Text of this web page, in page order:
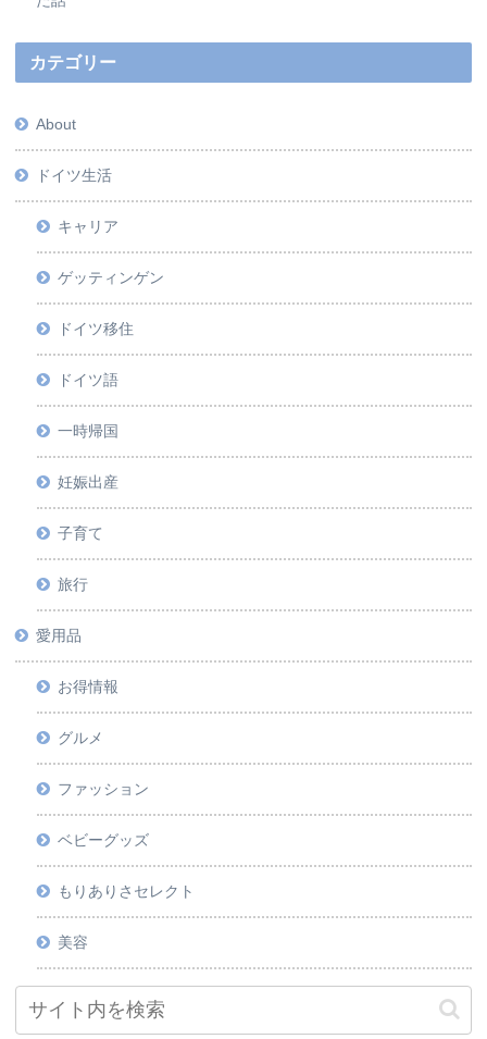
カテゴリー
About
ドイツ生活
キャリア
ゲッティンゲン
ドイツ移住
ドイツ語
一時帰国
妊娠出産
子育て
旅行
愛用品
お得情報
グルメ
ファッション
ベビーグッズ
もりありさセレクト
美容